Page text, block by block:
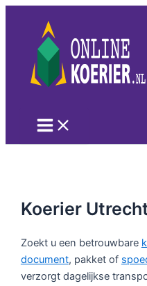
inhoud
Main
Menu
Koerier
Zoekt u een betrouwbare
document, pakket of
verzorgt dagelijkse